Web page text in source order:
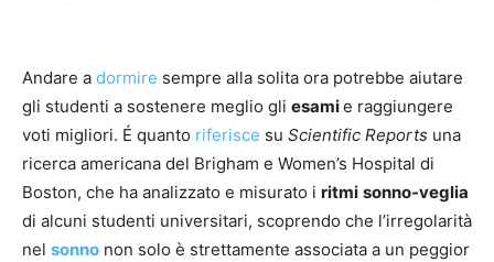
Andare a dormire sempre alla solita ora potrebbe aiutare
gli studenti a sostenere meglio gli esamie raggiungere
voti migliori. É quanto riferisce su Scientific Reports una
ricerca americana del Brigham e Women’s Hospital di
Boston, che ha analizzato e misurato i ritmi sonno-veglia
di alcuni studenti universitari, scoprendo che l’irregolarità
nel sonno non solo è strettamente associata a un peggior